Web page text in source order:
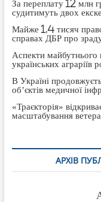
За переплату 12 млн
судитимуть двох
Майже 1,4 тисяч
справах ДБР про
Аспекти майбутнього
українських аграріїв
В Україні
об’єктів медичної
«Траєкторія»
масштабування
АРХІВ